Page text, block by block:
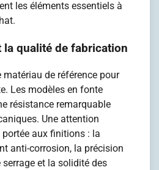
les éléments essentiels à
la qualité de fabrication
matériau de référence pour
Les modèles en fonte
résistance remarquable
Une attention
aux finitions : la
anti-corrosion, la précision
et la solidité des